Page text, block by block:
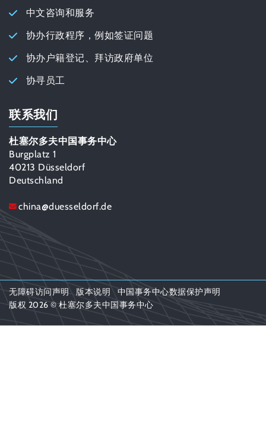
中文咨询和服务
协办行政程序，例如签证问题
协办户籍登记、拜访政府单位
协寻员工
联系我们
杜塞尔多夫中国事务中心
Burgplatz 1
40213 Düsseldorf
Deutschland
china@duesseldorf.de
无障碍访问声明 版本说明
中国事务中心数据保护声明
版权 2026 © 杜塞尔多夫中国事务中心